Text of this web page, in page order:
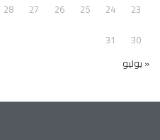
23
24
25
26
27
28
30
31
« يوليو